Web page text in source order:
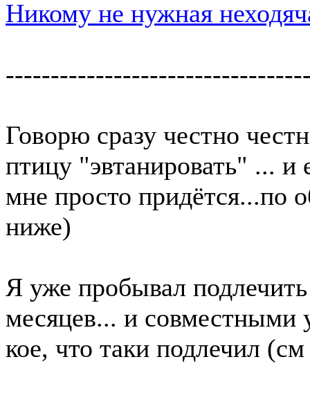
Никому не нужная
Говорю сразу честно
птицу "эвтанировать" ...
мне просто придётся...по
ниже)
Я уже пробывал
месяцев... и совместными
кое, что таки подлечил